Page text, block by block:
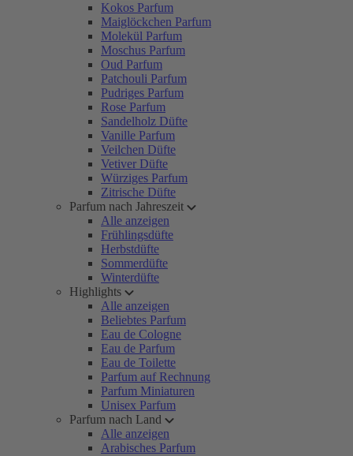
Kokos Parfum
Maiglöckchen Parfum
Molekül Parfum
Moschus Parfum
Oud Parfum
Patchouli Parfum
Pudriges Parfum
Rose Parfum
Sandelholz Düfte
Vanille Parfum
Veilchen Düfte
Vetiver Düfte
Würziges Parfum
Zitrische Düfte
Parfum nach Jahreszeit
Alle anzeigen
Frühlingsdüfte
Herbstdüfte
Sommerdüfte
Winterdüfte
Highlights
Alle anzeigen
Beliebtes Parfum
Eau de Cologne
Eau de Parfum
Eau de Toilette
Parfum auf Rechnung
Parfum Miniaturen
Unisex Parfum
Parfum nach Land
Alle anzeigen
Arabisches Parfum